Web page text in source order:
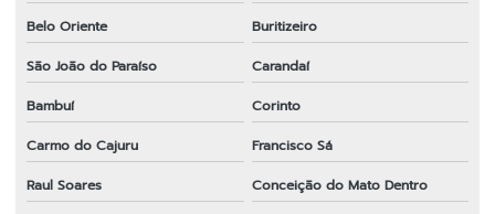
Belo Oriente
Buritizeiro
São João do Paraíso
Carandaí
Bambuí
Corinto
Carmo do Cajuru
Francisco Sá
Raul Soares
Conceição do Mato Dentro